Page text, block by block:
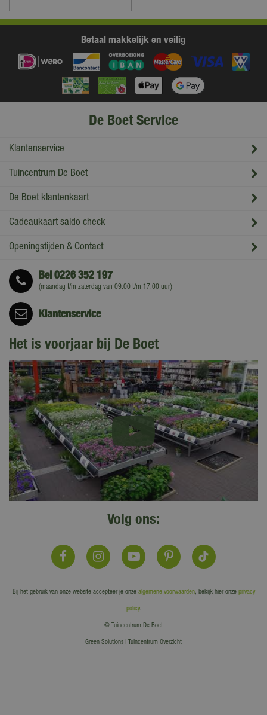
Betaal makkelijk en veilig
De Boet Service
Klantenservice
Tuincentrum De Boet
De Boet klantenkaart
Cadeaukaart saldo check
Openingstijden & Contact
Bel0226 352 197
(maandag t/m zaterdag van 09.00 t/m 17.00 uur)
Klantenservice
Het is voorjaar bij De Boet
Volg ons:
Bij het gebruik van onze website accepteer je onze algemene voorwaarden, bekijk hier onze privacy
policy.
© Tuincentrum De Boet
Green Solutions Tuincentrum Overzicht